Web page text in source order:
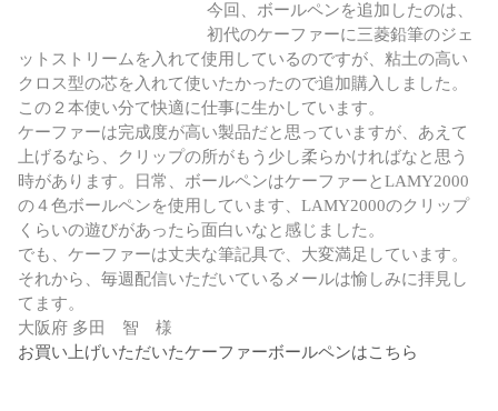
今回、ボールペンを追加したのは、
初代のケーファーに三菱鉛筆のジェ
ットストリームを入れて使用しているのですが、粘土の高い
クロス型の芯を入れて使いたかったので追加購入しました。
この２本使い分て快適に仕事に生かしています。
ケーファーは完成度が高い製品だと思っていますが、あえて
上げるなら、クリップの所がもう少し柔らかければなと思う
時があります。日常、ボールペンはケーファーとLAMY2000
の４色ボールペンを使用しています、LAMY2000のクリップ
くらいの遊びがあったら面白いなと感じました。
でも、ケーファーは丈夫な筆記具で、大変満足しています。
それから、毎週配信いただいているメールは愉しみに拝見し
てます。
大阪府 多田 智 様
お買い上げいただいたケーファーボールペンはこちら